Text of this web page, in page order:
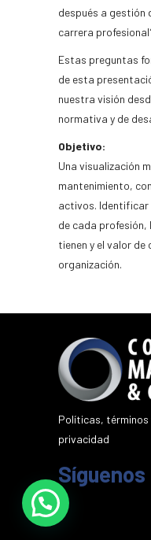
después a gestión
carrera
Estas preguntas
de esta
nuestra visión
normativa y de
Objetivo:
Una visualización
mantenimiento,
activos. Identificar
de cada
tienen y el valor de
organización.
Políticas, términos
privacidad
Síguenos